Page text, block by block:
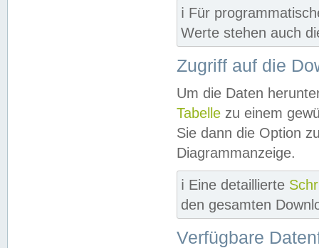
ℹ️ Für
Werte stehen auch
Zugriff auf die
Um die Daten
Tabelle zu einem
Sie dann die Option
Diagrammanzeige.
ℹ️ Eine detaillierte
den gesamten
Verfügbare